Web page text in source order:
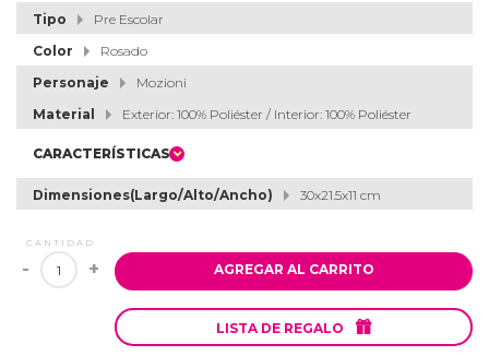
Tipo
Pre Escolar
Color
Rosado
Personaje
Mozioni
Material
Exterior: 100% Poliéster / Interior: 100% Poliéster
CARACTERÍSTICAS
Dimensiones(Largo/Alto/Ancho) 30x21.5x11 cm
CANTIDAD
- + AGREGAR AL CARRITO
LISTA DE REGALO 